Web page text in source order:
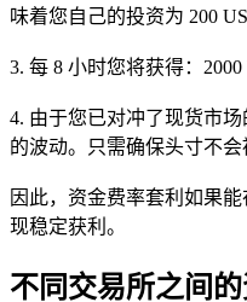
味着您自己的投资为 200
3. 每 8 小时您将获得：2000
4. 由于您已对冲了现货市
的波动。只需确保头寸不会
因此，资金费率套利如果
现稳定获利。
不同交易所之间